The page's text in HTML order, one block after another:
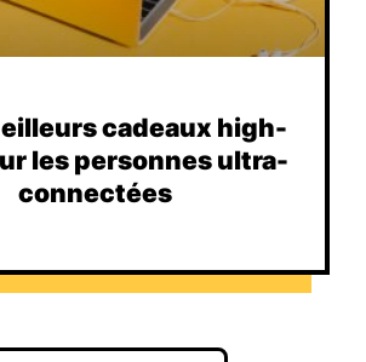
cadeaux high-
les personnes ultra-
connectées